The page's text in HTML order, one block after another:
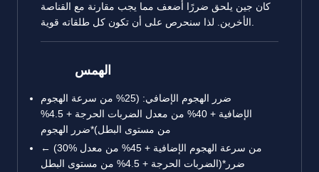
كان جين يلحق ضررًا أضعف مما يجب مقارنة مع القناصة
الهمس
ضرر الهجوم الإضافي: (25% من سرعة الهجوم
الإضافية + 40% من معدل الضربات الحرجة + 4.5%
من مستوى البطل)*ضرر الهجوم
← (30% من سرعة الهجوم الإضافية + 45% من معدل
الضربات الحرجة + 4.5% من مستوى البطل)*ضرر